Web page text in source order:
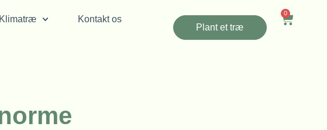
Kontakt os
Plant et træ
0